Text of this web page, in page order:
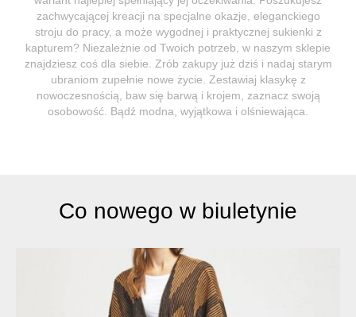
zachwycającej kreacji na specjalne okazje, eleganckiego
stroju do pracy, a może wygodnej i praktycznej sukienki z
kapturem? Niezależnie od Twoich potrzeb, w naszym sklepie
znajdziesz coś dla siebie. Zrób zakupy już dziś i nadaj starym
ubraniom zupełnie nowe życie. Zestawiaj klasykę z
nowoczesnością, baw się barwą i krojem, zaznacz swoją
osobowość. Bądź modna, wyjątkowa i olśniewająca.
Co nowego w biuletynie